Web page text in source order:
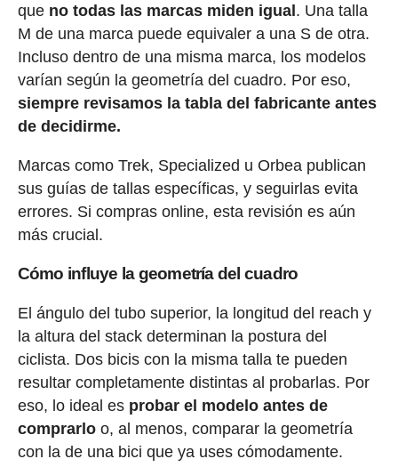
que no todas las marcas miden igual. Una talla
M de una marca puede equivaler a una S de otra.
Incluso dentro de una misma marca, los modelos
varían según la geometría del cuadro. Por eso,
siempre revisamos la tabla del fabricante antes
de decidirme.
Marcas como Trek, Specialized u Orbea publican
sus guías de tallas específicas, y seguirlas evita
errores. Si compras online, esta revisión es aún
más crucial.
Cómo influye la geometría del cuadro
El ángulo del tubo superior, la longitud del reach y
la altura del stack determinan la postura del
ciclista. Dos bicis con la misma talla te pueden
resultar completamente distintas al probarlas. Por
eso, lo ideal es probar el modelo antes de
comprarloo, al menos, comparar la geometría
con la de una bici que ya uses cómodamente.